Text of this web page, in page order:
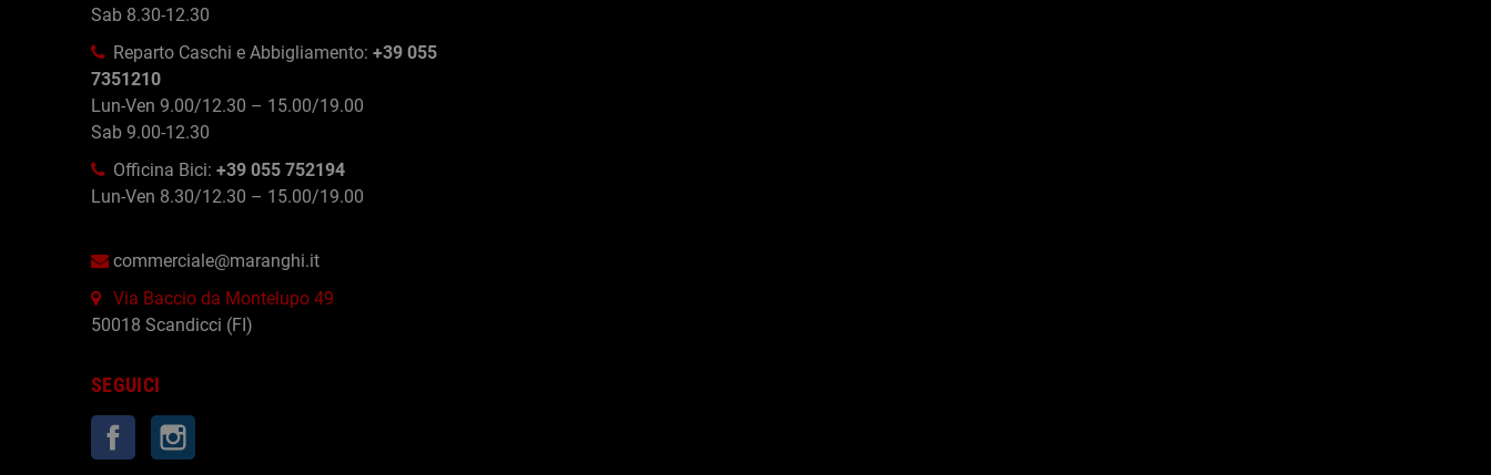
Sab 8.30-12.30
Reparto Caschi e Abbigliamento: +39 055
7351210
Lun-Ven 9.00/12.30 – 15.00/19.00
Sab 9.00-12.30
Officina Bici: +39 055 752194
Lun-Ven 8.30/12.30 – 15.00/19.00
commerciale@maranghi.it
Via Baccio da Montelupo 49
50018 Scandicci (FI)
SEGUICI
Facebook